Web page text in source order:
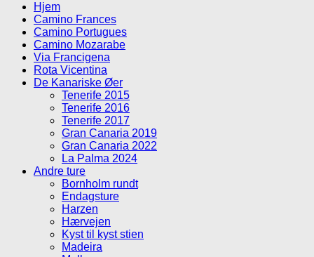
Hjem
Camino Frances
Camino Portugues
Camino Mozarabe
Via Francigena
Rota Vicentina
De Kanariske Øer
Tenerife 2015
Tenerife 2016
Tenerife 2017
Gran Canaria 2019
Gran Canaria 2022
La Palma 2024
Andre ture
Bornholm rundt
Endagsture
Harzen
Hærvejen
Kyst til kyst stien
Madeira